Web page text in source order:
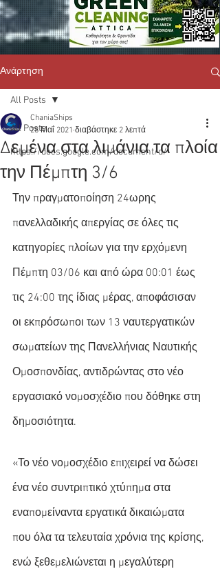
Ανάρτηση
All Posts
https://docs.google.com/document/d/
All Posts
Δεμένα στα λιμάνια τα πλοία
την Πέμπτη 3/6
ChaniaShips
28 Μαΐ 2021 διαβάστηκε 2 λεπτά
Την πραγματοποίηση 24ωρης
πανελλαδικής απεργίας σε όλες τις
κατηγορίες πλοίων για την ερχόμενη
Πέμπτη 03/06 και από ώρα 00:01 έως
τις 24:00 της ίδιας μέρας, αποφάσισαν
οι εκπρόσωποι των 13 ναυτεργατικών
σωματείων της Πανελλήνιας Ναυτικής
Ομοσπονδίας, αντιδρώντας στο νέο
εργασιακό νομοσχέδιο που δόθηκε στη
δημοσιότητα.
«Το νέο νομοσχέδιο επιχειρεί να δώσει
ένα νέο συντριπτικό χτύπημα στα
εναπομείναντα εργατικά δικαιώματα
που όλα τα τελευταία χρόνια της κρίσης,
ενώ ξεθεμελιώνεται η μεγαλύτερη